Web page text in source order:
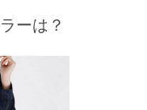
ーは？